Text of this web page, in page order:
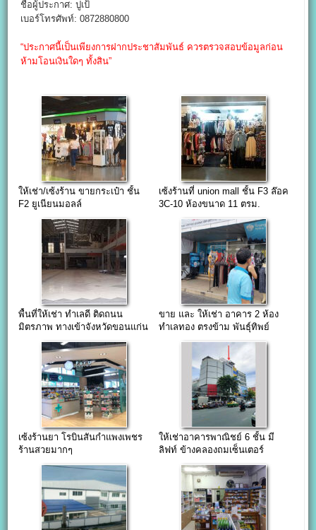
ชื่อผู้ประกาศ: ปูเป้
เบอร์โทรศัพท์: 0872880800
“ประกาศนี้เป็นเพียงการฝากประชาสัมพันธ์ ควรตรวจสอบข้อมูลก่อน
ห้ามโอนเงินใดๆ ทั้งสิน”
ให้เช่า/เซ้งร้าน ขายกระเป๋า ชั้น
F2 ยูเนียนมอลล์
เซ้งร้านที่ union mall ชั้น F3 ล๊อค
3C-10 ห้องขนาด 11 ตรม.
พื้นที่ให้เช่า ทำเลดี ติดถนน
มิตรภาพ ทางเข้าจังหวัดขอนแก่น
ขาย และ ให้เช่า อาคาร 2 ห้อง
ทำเลทอง ตรงข้าม พันธุ์ทิพย์
งามวงศ์วาน
เซ้งร้านยา โรบินสันกำแพงเพชร
ร้านสวยมากๆ
ให้เช่าอาคารพาณิชย์ 6 ชั้น มี
ลิฟท์ ข้างคลองถมเซ็นเตอร์